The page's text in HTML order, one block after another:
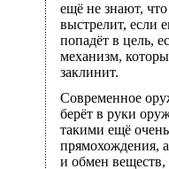
ещё не знают,
выстрелит, если
попадёт в цель,
механизм,
заклинит.
Современное
берёт в руки
такими ещё
прямохождения,
и обмен веществ,